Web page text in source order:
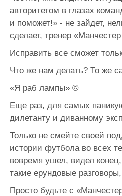
авторитетом в глазах
и поможет!» - не зайдет,
сделает, тренер
Исправить все сможет
Что же нам делать? То же
«Я раб лампы» ©
Еще раз, для самых
дилетанту и диванному
Только не смейте своей
истории футбола во всех
вовремя ушел, видел
такие ерундовые
Просто будьте с